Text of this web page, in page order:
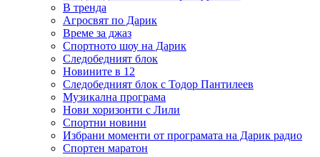
В тренда
Агросвят по Дарик
Време за джаз
Спортното шоу на Дарик
Следобедният блок
Новините в 12
Следобедният блок с Тодор Пантилеев
Музикална програма
Нови хоризонти с Лили
Спортни новини
Избрани моменти от програмата на Дарик радио
Спортен маратон